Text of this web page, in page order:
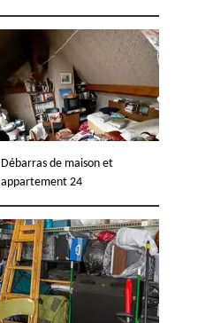
Débarras de maison et
appartement 24